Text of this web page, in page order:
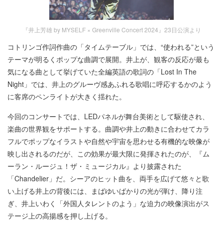
『井上芳雄 by MYSELF × Greenville Concert 2024』23日公演より
コトリンゴ作詞作曲の「タイムテーブル」では、“使われる”という
テーマが明るくポップな曲調で展開。井上が、観客の反応が最も
気になる曲として挙げていた全編英語の歌詞の「Lost In The
Night」では、井上のグルーヴ感あふれる歌唱に呼応するかのよう
に客席のペンライトが大きく揺れた。
今回のコンサートでは、LEDパネルが舞台美術として駆使され、
楽曲の世界観をサポートする。曲調や井上の動きに合わせてカラ
フルでポップなイラストや自然や宇宙を思わせる有機的な映像が
映し出されるのだが、この効果が最大限に発揮されたのが、『ム
ーラン・ルージュ！ザ・ミュージカル』より披露された
「Chandelier」だ。シーアのヒット曲を、両手を広げて悠々と歌
い上げる井上の背後には、まばゆいばかりの光が弾け、降り注
ぎ、井上いわく「外国人タレントのよう」な迫力の映像演出がス
テージ上の高揚感を押し上げる。